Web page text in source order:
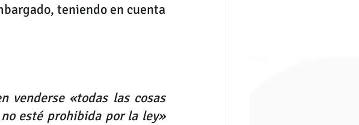
teniendo en cuenta
venderse «todas las cosas
esté prohibida por la ley»